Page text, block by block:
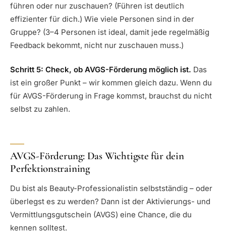
führen oder nur zuschauen? (Führen ist deutlich
effizienter für dich.) Wie viele Personen sind in der
Gruppe? (3–4 Personen ist ideal, damit jede regelmäßig
Feedback bekommt, nicht nur zuschauen muss.)
Schritt 5: Check, ob AVGS-Förderung möglich ist. Das
ist ein großer Punkt – wir kommen gleich dazu. Wenn du
für AVGS-Förderung in Frage kommst, brauchst du nicht
selbst zu zahlen.
AVGS-Förderung: Das Wichtigste für dein
Perfektionstraining
Du bist als Beauty-Professionalistin selbstständig – oder
überlegst es zu werden? Dann ist der Aktivierungs- und
Vermittlungsgutschein (AVGS) eine Chance, die du
kennen solltest.